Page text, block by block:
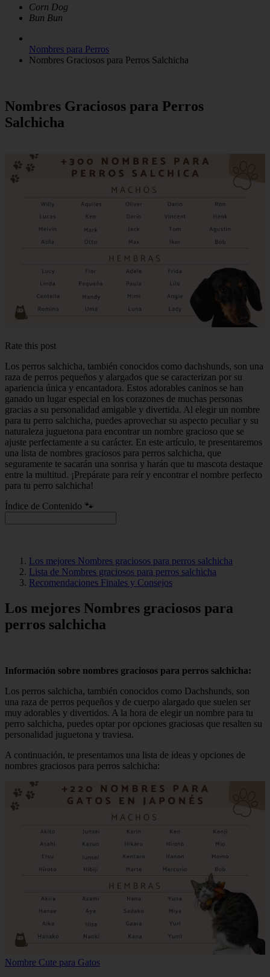
Corn Dog
Bun Bun
Nombres para Perros
Nombres Graciosos para Perros Salchicha
Nombres Graciosos para Perros
Salchicha
Rate this post
Los perros salchicha, también conocidos como dachshunds, son una
raza de perros pequeños y alargados que se caracterizan por su
apariencia única y encantadora. Estos adorables caninos se han
ganado un lugar especial en los corazones de muchas personas
gracias a su personalidad amigable y divertida. Al elegir un nombre
para tu perro salchicha, puedes aprovechar su aspecto peculiar y su
naturaleza juguetona para encontrar un nombre gracioso que se
ajuste perfectamente a su carácter. En este artículo, te presentaremos
una lista de nombres graciosos para perros salchicha, que
seguramente te sacarán una sonrisa y harán que tu mascota destaque
entre la multitud. ¡Prepárate para reír y encontrar el nombre perfecto
para tu perro salchicha!
Índice de Contenido 🐾
Los mejores Nombres graciosos para perros salchicha
Lista de Nombres graciosos para perros salchicha
Recomendaciones Finales y Consejos
Los mejores Nombres graciosos para
perros salchicha
Información sobre nombres graciosos para perros salchicha:
Los perros salchicha, también conocidos como Dachshunds, son
una raza de perros pequeños y de cuerpo alargado que suelen ser
muy adorables y divertidos. A la hora de elegir un nombre para tu
perro salchicha, puedes optar por opciones graciosas que resalten su
personalidad juguetona y traviesa.
A continuación, te presentamos una lista de ideas y opciones de
nombres graciosos para perros salchicha:
Nombre Cute para Gatos